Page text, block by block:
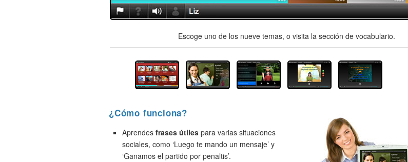
Escoge uno de los nueve temas, o visita la sección de vocabulario.
¿Cómo funciona?
Aprendes frases útiles para varias situaciones
sociales, como ‘Luego te mando un mensaje’ y
‘Ganamos el partido por penaltis’.